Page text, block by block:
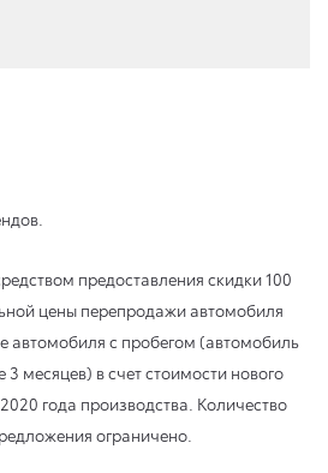
предоставления скидки 100
цены перепродажи автомобиля
автомобиля с пробегом (автомобиль
3 месяцев) в счет стоимости нового
года производства. Количество
ограничено.